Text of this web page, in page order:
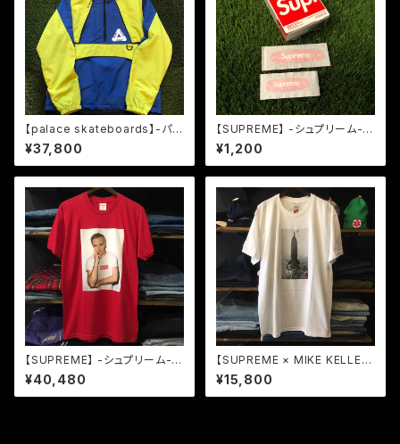
【palace skateboards】-パレ
ススケートボード-P-DURA SH
ELL TOP LIME/NAVY
¥37,800
【SUPREME】 -シュプリーム-S
S19 BAND AID バラ売り
¥1,200
【SUPREME】 -シュプリーム-S
S16 MORRISSEY TEE RED
¥40,480
【SUPREME × MIKE KELLE
Y】 -シュプリーム-FW18 THE
EMPIRE STATE BUILDING T
EE WHITE
¥15,800